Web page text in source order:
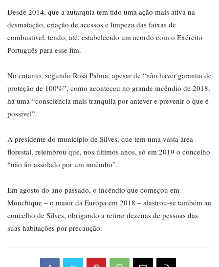
Desde 2014, que a autarquia tem tido uma ação mais ativa na
desmatação, criação de acessos e limpeza das faixas de
combustível, tendo, até, estabelecido um acordo com o Exército
Português para esse fim.
No entanto, segundo Rosa Palma, apesar de “não haver garantia de
proteção de 100%”, como aconteceu no grande incêndio de 2018,
há uma “consciência mais tranquila por antever e prevenir o que é
possível”.
A presidente do município de Silves, que tem uma vasta área
florestal, relembrou que, nos últimos anos, só em 2019 o concelho
“não foi assolado por um incêndio”.
Em agosto do ano passado, o incêndio que começou em
Monchique – o maior da Europa em 2018 – alastrou-se também ao
concelho de Silves, obrigando a retirar dezenas de pessoas das
suas habitações por precaução.